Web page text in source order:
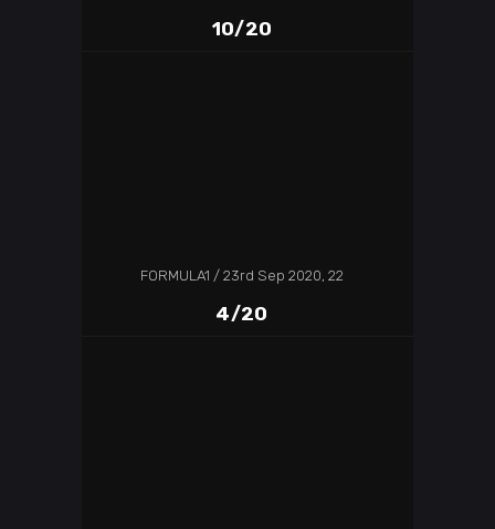
10/20
FORMULA1 23rd Sep 2020, 22
4/20